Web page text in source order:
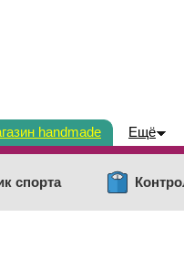
handmade Ещё
спорта